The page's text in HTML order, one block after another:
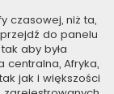
czasowej, niż ta,
do panelu
aby była
centralna, Afryka,
jak i większości